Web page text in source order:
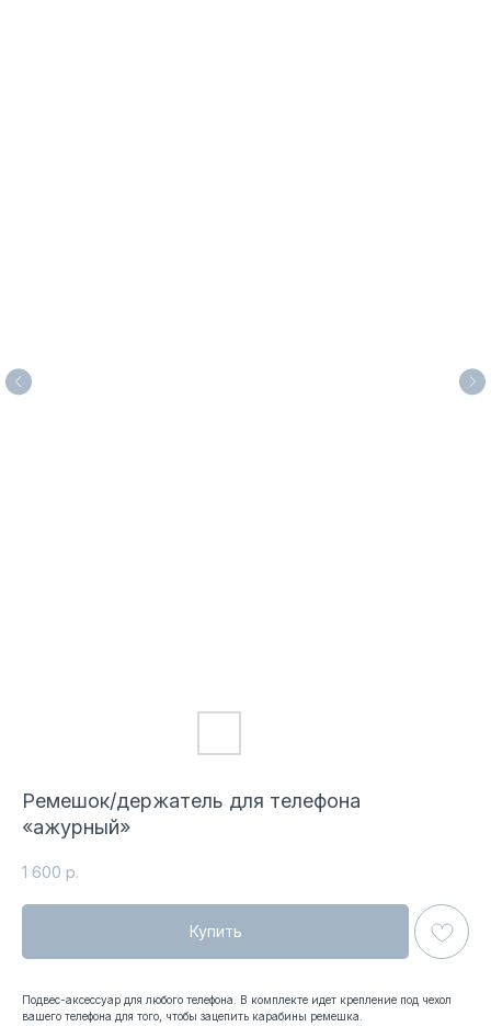
Ремешок/держатель для телефона
«ажурный»
1 600 р.
Купить
Подвес-аксессуар для любого телефона. В комплекте идет крепление под чехол
вашего телефона для того, чтобы зацепить карабины ремешка.